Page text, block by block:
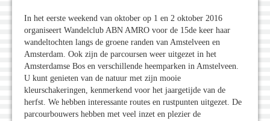
In het eerste weekend van oktober op 1 en 2 oktober 2016
organiseert Wandelclub ABN AMRO voor de 15de keer haar
wandeltochten langs de groene randen van Amstelveen en
Amsterdam. Ook zijn de parcoursen weer uitgezet in het
Amsterdamse Bos en verschillende heemparken in Amstelveen.
U kunt genieten van de natuur met zijn mooie
kleurschakeringen, kenmerkend voor het jaargetijde van de
herfst. We hebben interessante routes en rustpunten uitgezet. De
parcourbouwers hebben met veel inzet en plezier de